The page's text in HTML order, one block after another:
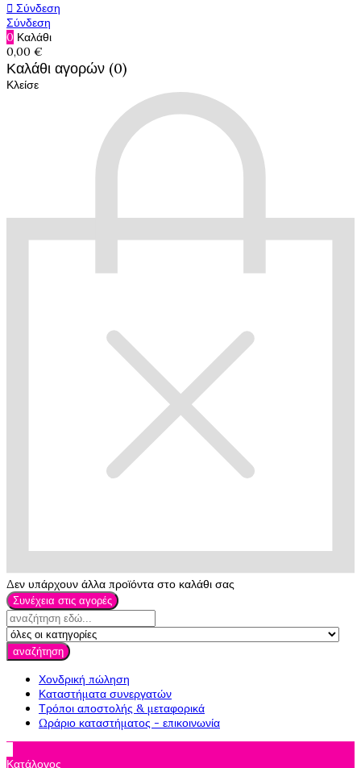
 Σύνδεση
Σύνδεση
0 Καλάθι
0,00 €
Καλάθι αγορών (0)
Κλείσε
Δεν υπάρχουν άλλα προϊόντα στο καλάθι σας
Συνέχεια στις αγορές
αναζήτηση
Χονδρική πώληση
Καταστήματα συνεργατών
Τρόποι αποστολής & μεταφορικά
Ωράριο καταστήματος - επικοινωνία
Κατάλογος